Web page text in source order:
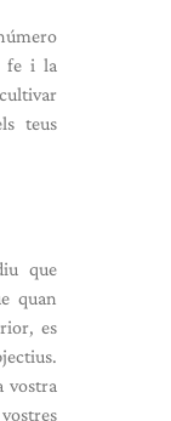
fe i la
teus
que
quan
es
vostra